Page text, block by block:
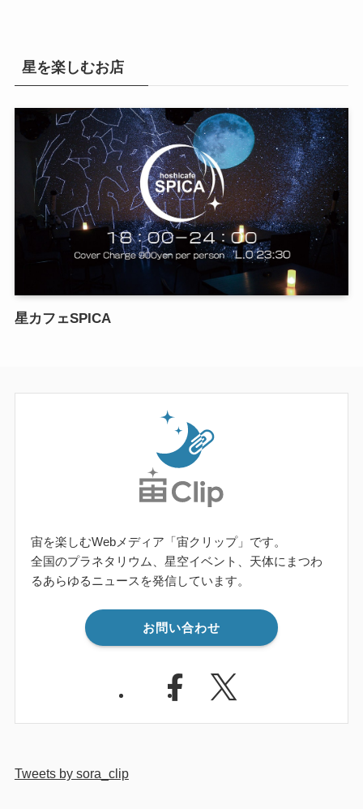
星を楽しむお店
星カフェSPICA
宙を楽しむWebメディア「宙クリップ」です。
全国のプラネタリウム、星空イベント、天体にまつわ
るあらゆるニュースを発信しています。
お問い合わせ
Tweets by sora_clip